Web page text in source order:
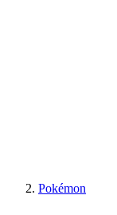
Pokémon